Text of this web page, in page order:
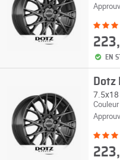
223,
EN
Dotz
7.5x18
223,